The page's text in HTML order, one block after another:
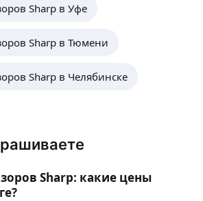
Sharp в Уфе
Sharp в Тюмени
Sharp в Челябинске
Sharp: какие цены